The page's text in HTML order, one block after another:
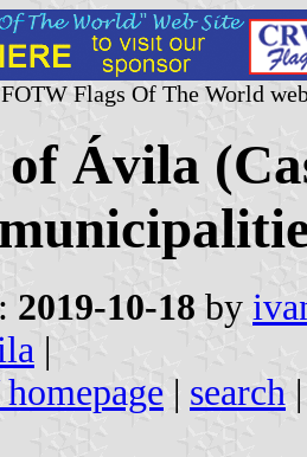
Flags Of The World
Ávila
2019-10-18 by
|
| search